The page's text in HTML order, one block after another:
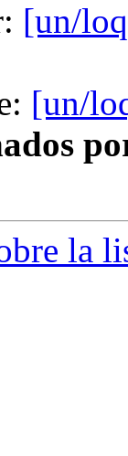
[un/
[un/
la